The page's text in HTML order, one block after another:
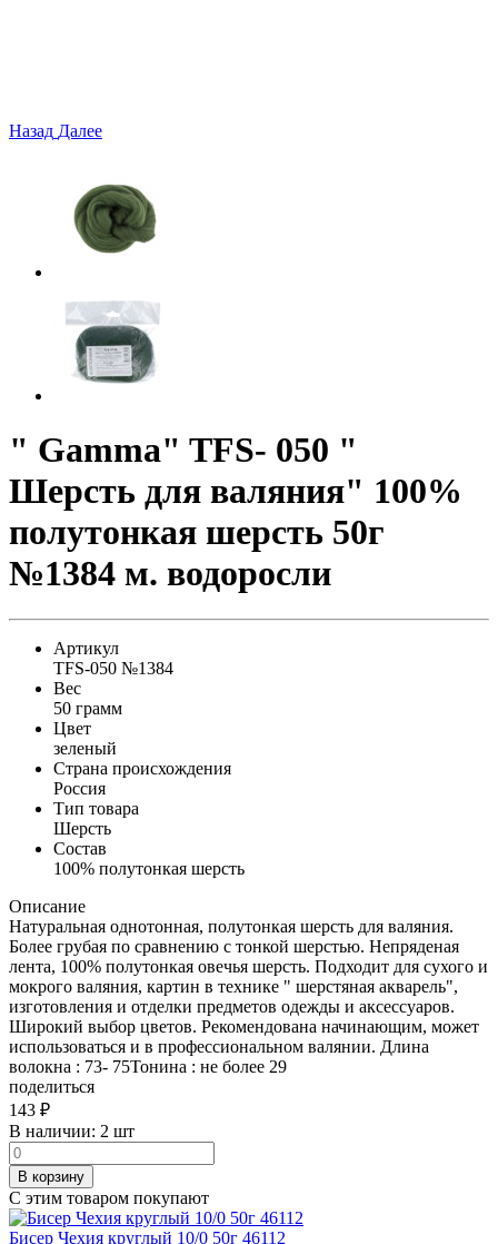
Назад Далее
" Gamma" TFS- 050 "
Шерсть для валяния" 100%
полутонкая шерсть 50г
№1384 м. водоросли
Артикул
TFS-050 №1384
Вес
50 грамм
Цвет
зеленый
Страна происхождения
Россия
Тип товара
Шерсть
Состав
100% полутонкая шерсть
Описание
Натуральная однотонная, полутонкая шерсть для валяния.
Более грубая по сравнению с тонкой шерстью. Непряденая
лента, 100% полутонкая овечья шерсть. Подходит для сухого и
мокрого валяния, картин в технике " шерстяная акварель",
изготовления и отделки предметов одежды и аксессуаров.
Широкий выбор цветов. Рекомендована начинающим, может
использоваться и в профессиональном валянии. Длина
волокна : 73- 75Тонина : не более 29
поделиться
143 ₽
В наличии: 2 шт
В корзину
С этим товаром покупают
Бисер Чехия круглый 10/0 50г 46112